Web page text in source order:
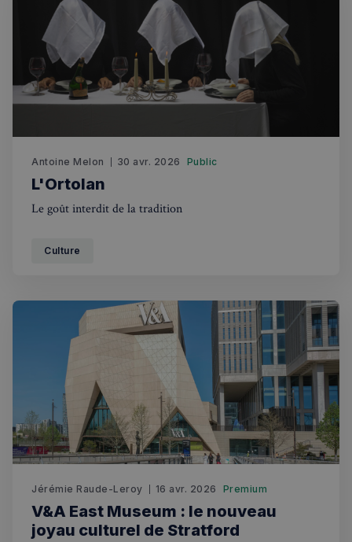
Antoine Melon 30 avr. 2026 Public
L'Ortolan
Le goût interdit de la tradition
Culture
Jérémie Raude-Leroy 16 avr. 2026 Premium
V&A East Museum : le nouveau
joyau culturel de Stratford